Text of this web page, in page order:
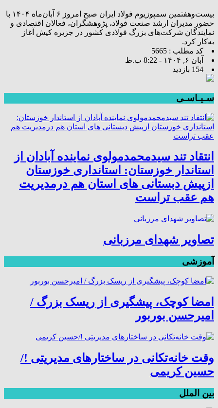
بیست‌وهفتمین سمپوزیوم فولاد ایران صبح امروز ۶ آبان‌ماه ۱۴۰۴ با
حضور مدیران ارشد صنعت فولاد، پژوهشگران، فعالان اقتصادی و
نمایندگان شرکت‌های بزرگ فولادی کشور در جزیره کیش آغاز
به‌کار کرد.
کد مطلب : 5665
آبان ۶, ۱۴۰۴ - 8:22 ب.ظ
154 بازدید
سـیـاسـی
انتقاد تند سیدمحمدمولوی نماینده آبادان از
استاندار خوزستان: استانداری خوزستان
ازپیش دبستانی های استان هم درمدیریت
هم عقب تراست
تصاویر شهدای مرزبانی
آموزشی
امضا کوچک، پیشگیری از ریسک بزرگ /
امیرحسن بوربور
وقت خانه‌تکانی در ساختارهای مدیریتی !/
حسین کریمی
بین الملل